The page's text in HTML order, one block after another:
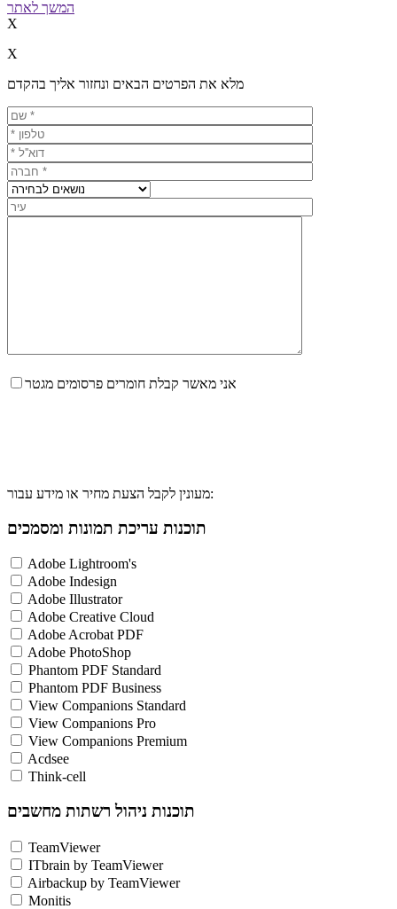
המשך לאתר
X
X
מלא את הפרטים הבאים ונחזור אליך בהקדם
אני מאשר קבלת חומרים פרסומים מגטר
מעונין לקבל הצעת מחיר או מידע עבור:
תוכנות עריכת תמונות ומסמכים
Adobe Lightroom's
Adobe Indesign
Adobe Illustrator
Adobe Creative Cloud
Adobe Acrobat PDF
Adobe PhotoShop
Phantom PDF Standard
Phantom PDF Business
View Companions Standard
View Companions Pro
View Companions Premium
Acdsee
Think-cell
תוכנות ניהול רשתות מחשבים
TeamViewer
ITbrain by TeamViewer
Airbackup by TeamViewer
Monitis